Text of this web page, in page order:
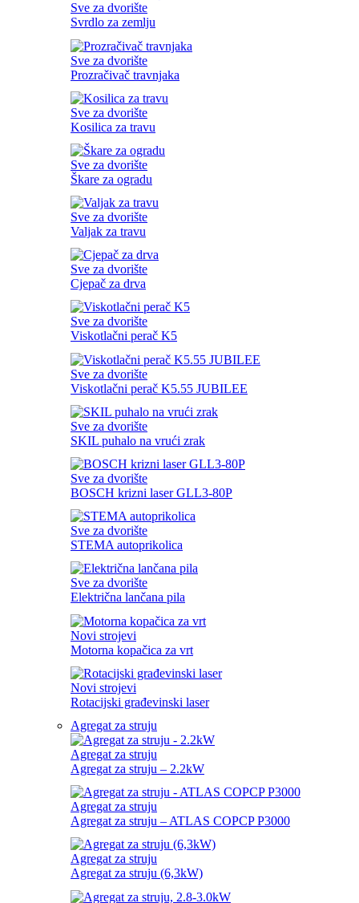
Sve za dvorište
Svrdlo za zemlju
Sve za dvorište
Prozračivač travnjaka
Sve za dvorište
Kosilica za travu
Sve za dvorište
Škare za ogradu
Sve za dvorište
Valjak za travu
Sve za dvorište
Cjepač za drva
Sve za dvorište
Viskotlačni perač K5
Sve za dvorište
Viskotlačni perač K5.55 JUBILEE
Sve za dvorište
SKIL puhalo na vrući zrak
Sve za dvorište
BOSCH krizni laser GLL3-80P
Sve za dvorište
STEMA autoprikolica
Sve za dvorište
Električna lančana pila
Novi strojevi
Motorna kopačica za vrt
Novi strojevi
Rotacijski građevinski laser
Agregat za struju
Agregat za struju
Agregat za struju – 2.2kW
Agregat za struju
Agregat za struju – ATLAS COPCP P3000
Agregat za struju
Agregat za struju (6,3kW)